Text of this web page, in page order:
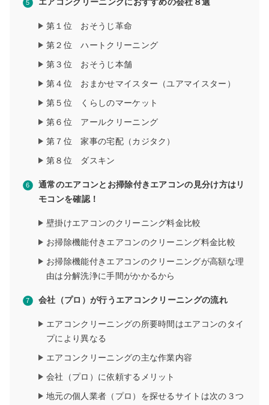
第１位 おそうじ革命
第２位 ハートクリーニング
第３位 おそうじ本舗
第４位 おまかせマイスター（ユアマイスター）
第５位 くらしのマーケット
第６位 アールクリーニング
第７位 家事の宅配（カジタク）
第８位 ダスキン
通常のエアコンとお掃除付きエアコンの見分け方はリ
モコンを確認！
壁掛けエアコンのクリーニング料金比較
お掃除機能付きエアコンのクリーニング料金比較
お掃除機能付きエアコンのクリーニングが高額な理
由は分解洗浄に手間がかかるから
会社（プロ）が行うエアコンクリーニングの流れ
エアコンクリーニングの所要時間はエアコンのタイ
プにより異なる
エアコンクリーニングの主な作業内容
会社（プロ）に依頼するメリット
地元の個人業者（プロ）を探せるサイトは次の３つ